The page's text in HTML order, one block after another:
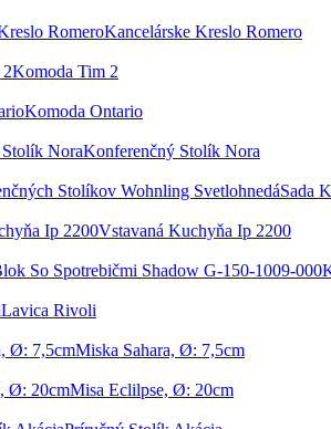
Kancelárske Kreslo Romero
Komoda Tim 2
Komoda Ontario
Konferenčný Stolík Nora
Sada
Vstavaná Kuchyňa Ip 2200
Lavica Rivoli
Miska Sahara, Ø: 7,5cm
Misa Eclilpse, Ø: 20cm